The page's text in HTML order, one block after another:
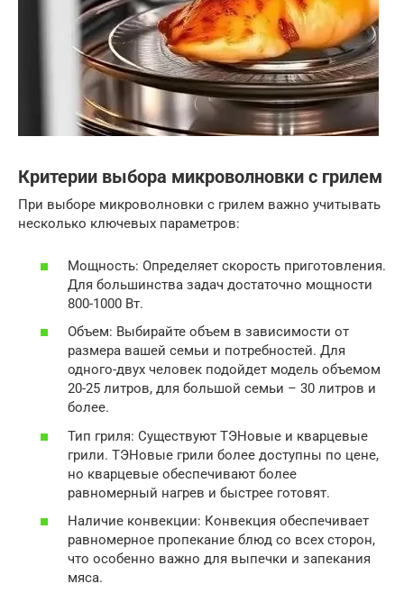
Критерии выбора микроволновки с грилем
При выборе микроволновки с грилем важно учитывать
несколько ключевых параметров:
Мощность: Определяет скорость приготовления.
Для большинства задач достаточно мощности
800-1000 Вт.
Объем: Выбирайте объем в зависимости от
размера вашей семьи и потребностей. Для
одного-двух человек подойдет модель объемом
20-25 литров, для большой семьи – 30 литров и
более.
Тип гриля: Существуют ТЭНовые и кварцевые
грили. ТЭНовые грили более доступны по цене,
но кварцевые обеспечивают более
равномерный нагрев и быстрее готовят.
Наличие конвекции: Конвекция обеспечивает
равномерное пропекание блюд со всех сторон,
что особенно важно для выпечки и запекания
мяса.